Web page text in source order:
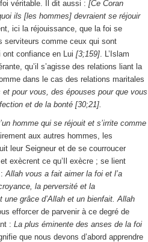
véritable. Il dit aussi : [Ce Coran
ils [les hommes] devraient se réjouir
ici la réjouissance, que la foi se
serviteurs comme ceux qui sont
ont confiance en Lui [3;159]. L’Islam
qu’il s’agisse des relations liant la
dans le cas des relations maritales
pour vous, des épouses pour que vous
et de la bonté [30;21].
homme qui se réjouit et s’irrite comme
aux autres hommes, les
leur Seigneur et de se courroucer
exècrent ce qu’Il exècre ; se lient
:Allah vous a fait aimer la foi et l’a
la perversité et la
grâce d’Allah et un bienfait. Allah
efforcer de parvenir à ce degré de
: La plus éminente des anses de la foi
que nous devons d’abord apprendre